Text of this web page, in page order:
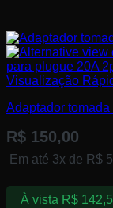
Visualização
Adaptador
R$ 150,00
Em até 3x de R$
À vista R$